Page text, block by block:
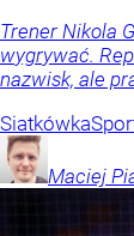
Trener Nikola
wygrywać.
nazwisk, ale
Siatkówka
Maciej